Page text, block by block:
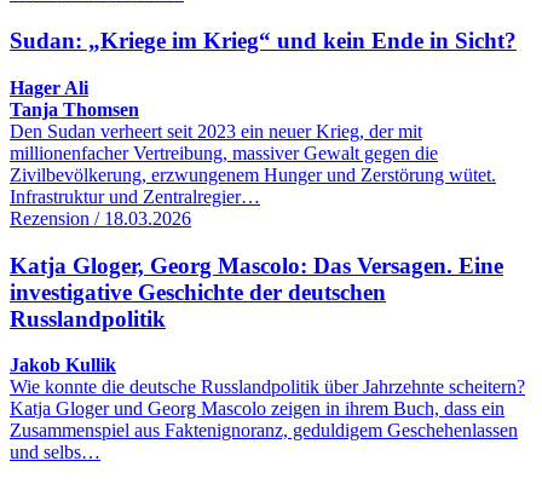
Sudan: „Kriege im Krieg“ und kein Ende in Sicht?
Hager Ali
Tanja Thomsen
Den Sudan verheert seit 2023 ein neuer Krieg, der mit
millionenfacher Vertreibung, massiver Gewalt gegen die
Zivilbevölkerung, erzwungenem Hunger und Zerstörung wütet.
Infrastruktur und Zentralregier…
Rezension / 18.03.2026
Katja Gloger, Georg Mascolo: Das Versagen. Eine
investigative Geschichte der deutschen
Russlandpolitik
Jakob Kullik
Wie konnte die deutsche Russlandpolitik über Jahrzehnte scheitern?
Katja Gloger und Georg Mascolo zeigen in ihrem Buch, dass ein
Zusammenspiel aus Faktenignoranz, geduldigem Geschehenlassen
und selbs…